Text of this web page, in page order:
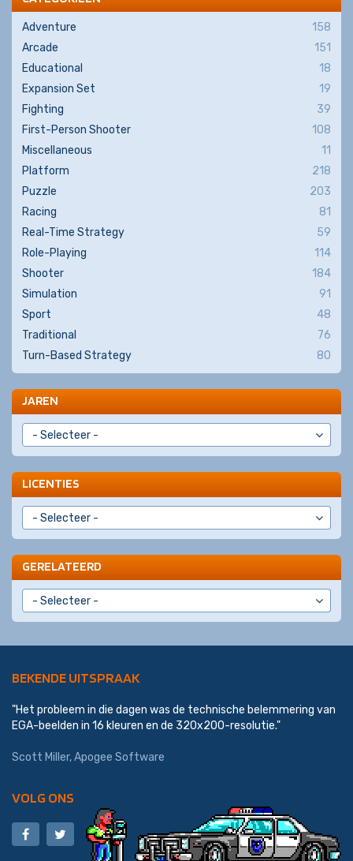
Adventure
158
Arcade
151
Educational
18
Expansion Set
19
Fighting
39
First-Person Shooter
108
Miscellaneous
11
Platform
218
Puzzle
203
Racing
81
Real-Time Strategy
59
Role-Playing
114
Shooter
184
Simulation
91
Sport
48
Traditional
76
Turn-Based Strategy
80
JAREN
LICENTIES
GERELATEERD
BEKENDE UITSPRAAK
"Het probleem in die dagen was de technische belemmering van
EGA-beelden in 16 kleuren en de 320x200-resolutie."
Scott Miller,Apogee Software
VOLG ONS